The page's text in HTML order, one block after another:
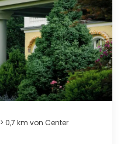
> 0,7 km von Center